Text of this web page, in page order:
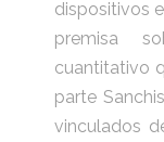
dispositivos
premisa
cuantitativo
parte
vinculados